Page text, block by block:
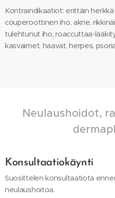
Kontraindikaatiot: erittäin herkkä
couperoottinen iho, akne,
tulehtunut iho, roaccuttaa-
kasvaimet, haavat, herpes,
Neulaushoidot,
Konsultaatiokäynti
Suosittelen konsultaatiota
neulaushoitoa.